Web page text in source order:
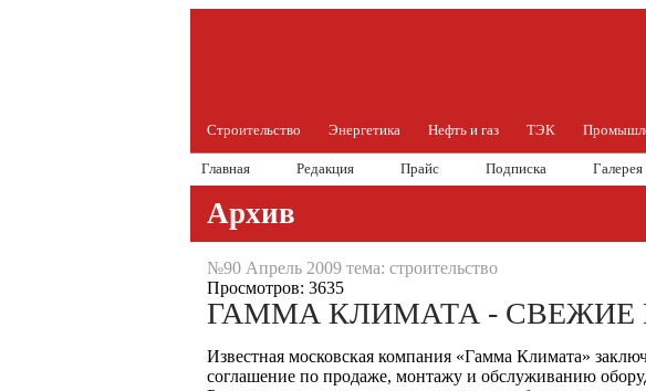
Строительство Энергетика Нефть и газ ТЭК
Главная Редакция Прайс Подписка Галерея
Архив
№90 Апрель 2009 тема: строительство
Просмотров: 3635
ГАММА КЛИМАТА - СВЕЖИЕ
Известная московская компания «Гамма Климата»
соглашение по продаже, монтажу и обслуживанию